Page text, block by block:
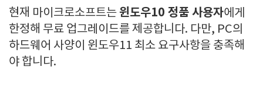
현재 마이크로소프트는윈도우10 정품 사용자에게
한정해 무료 업그레이드를 제공합니다. 다만, PC의
하드웨어 사양이 윈도우11 최소 요구사항을 충족해
야 합니다.